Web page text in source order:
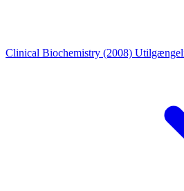
Clinical Biochemistry (2008)